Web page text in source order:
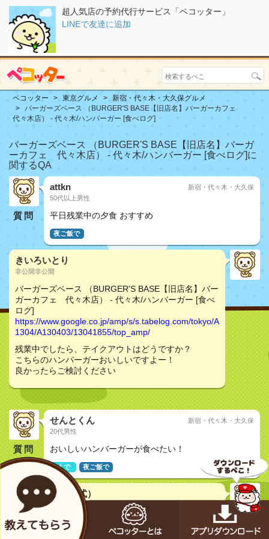
超人気店の予約代行サービス「ペコッター」
LINEで友達に追加
ペコッター 東京グルメ
新宿・代々木・大久保グルメ
バーガーズベース （BURGER'S BASE【旧店名】バーガーカフェ
代々木店） - 代々木/ハンバーガー [食べログ]
バーガーズベース （BURGER'S BASE【旧店名】バーガ
ーカフェ 代々木店） - 代々木/ハンバーガー [食べログ]に
関するQA
質問
attkn
50代以上男性
新宿・代々木・大久保
平日残業中の夕食 おすすめ
夜ご飯で
きいろいとり
非公開非公開
バーガーズベース （BURGER'S BASE【旧店名】バー
ガーカフェ 代々木店） - 代々木/ハンバーガー [食べ
ログ]
https://www.google.co.jp/amp/s/s.tabelog.com/tokyo/A
1304/A130403/13041855/top_amp/
残業中でしたら、テイクアウトはどうですか？
こちらのハンバーガーおいしいですよー！
良かったらご検討ください
質問
せんとくん
20代男性
新宿・代々木・大久保
おいしいハンバーガーが食べたい！
1人で 夜ご飯で
メカペコ君（公式）
初号機（学習中）
pecopeco...
コンナお店もアッタペコ